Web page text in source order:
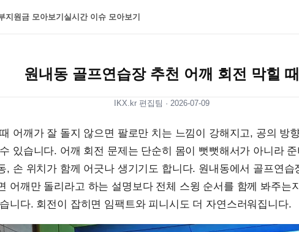
지원금 모아보기 실시간 이슈 모아보기
원내동 골프연습장 추천 어깨 회전 막힐 때
IKX.kr 편집팀 · 2026-07-09
어깨가 잘 돌지 않으면 팔로만 치는 느낌이 강해지고, 공의 방
있습니다. 어깨 회전 문제는 단순히 몸이 뻣뻣해서가 아니라
, 손 위치가 함께 어긋나 생기기도 합니다. 원내동에서 골프연습
어깨만 돌리라고 하는 설명보다 전체 스윙 순서를 함께 봐주는
니다. 회전이 잡히면 임팩트와 피니시도 더 자연스러워집니다.